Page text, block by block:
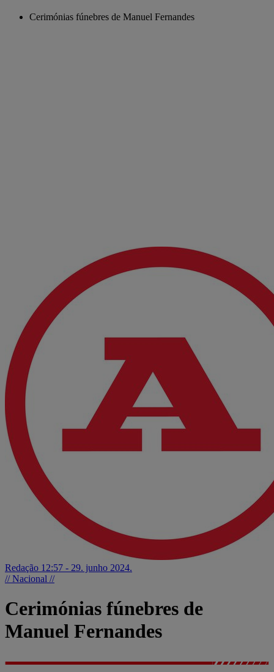
Cerimónias fúnebres de Manuel Fernandes
Redação 12:57 - 29. junho 2024.
// Nacional //
Cerimónias fúnebres de
Manuel Fernandes